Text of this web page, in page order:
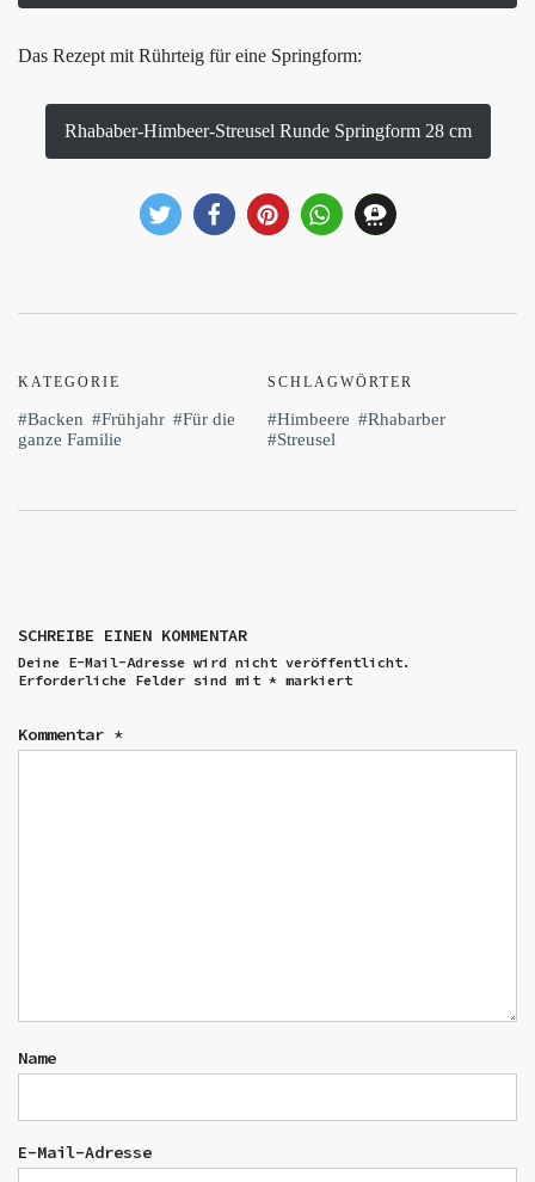
Das Rezept mit Rührteig für eine Springform:
Rhababer-Himbeer-Streusel Runde Springform 28 cm
KATEGORIE
Backen Frühjahr
Für die
ganze Familie
SCHLAGWÖRTER
Himbeere
Rhabarber
Streusel
SCHREIBE EINEN KOMMENTAR
Deine E-Mail-Adresse wird nicht veröffentlicht.
Erforderliche Felder sind mit * markiert
Kommentar *
Name
E-Mail-Adresse